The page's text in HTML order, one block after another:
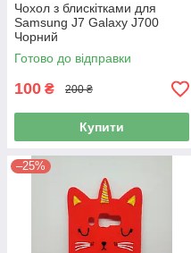
Чохол з блискітками для
Samsung J7 Galaxy J700
Чорний
Готово до відправки
100 ₴ 200 ₴
Купити
–25%